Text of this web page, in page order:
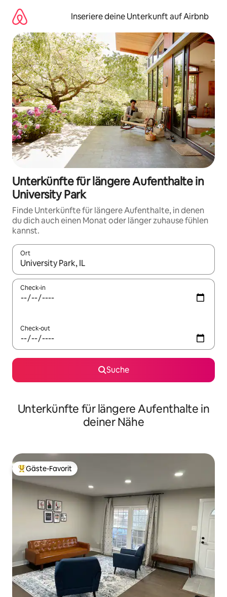
Inhalten
springen
Inseriere deine Unterkunft auf Airbnb
Unterkünfte für längere Aufenthalte in
University Park
Finde Unterkünfte für längere Aufenthalte, in denen
du dich auch einen Monat oder länger zuhause fühlen
kannst.
Ort
Wenn Ergebnisse verfügbar sind, navigiere mit den
Check-in
Check-out
Suche
Unterkünfte für längere Aufenthalte in
deiner Nähe
Beliebter Gäste-Favorit.
Gäste-Favorit